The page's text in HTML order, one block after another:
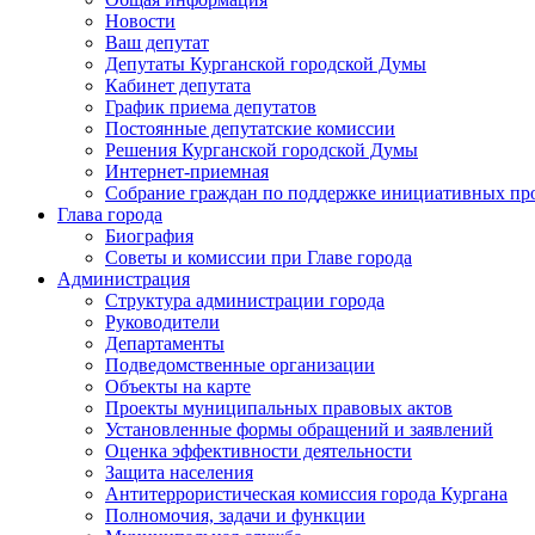
Новости
Ваш депутат
Депутаты Курганской городской Думы
Кабинет депутата
График приема депутатов
Постоянные депутатские комиссии
Решения Курганской городской Думы
Интернет-приемная
Собрание граждан по поддержке инициативных
Глава города
Биография
Советы и комиссии при Главе города
Администрация
Структура администрации города
Руководители
Департаменты
Подведомственные организации
Объекты на карте
Проекты муниципальных правовых актов
Установленные формы обращений и заявлений
Оценка эффективности деятельности
Защита населения
Антитеррористическая комиссия города Кургана
Полномочия, задачи и функции